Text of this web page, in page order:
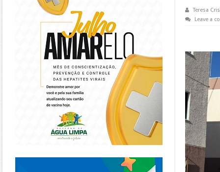
Teresa
Leave a
https://piracanjuba.go.gov.br/